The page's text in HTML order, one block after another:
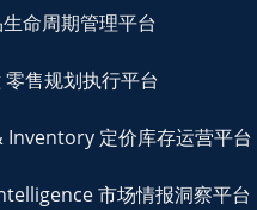
命周期管理平台
售规划执行平台
定价库存运营平台
市场情报洞察平台